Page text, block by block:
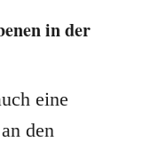
in der
eine
den